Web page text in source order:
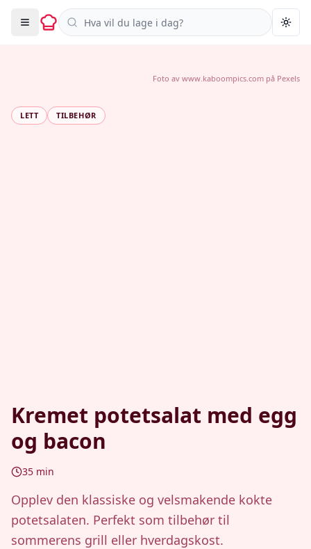
Søk i oppskrifter
LETT TILBEHØR
Kremet potetsalat med egg
og bacon
35 min
Opplev den klassiske og velsmakende kokte
potetsalaten. Perfekt som tilbehør til
sommerens grill eller hverdagskost.
Foto av www.kaboompics.com på Pexels